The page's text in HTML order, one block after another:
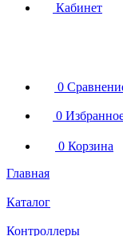
Кабинет
0
0
0 Корзина
Главная
Каталог
Контроллеры